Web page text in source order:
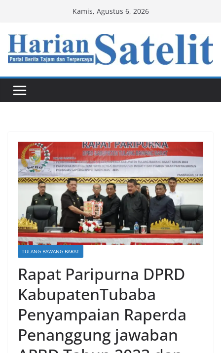
content
Kamis, Agustus 6, 2026
TULANG BAWANG BARAT
Rapat Paripurna DPRD
KabupatenTubaba
Penyampaian Raperda
Penanggung jawaban